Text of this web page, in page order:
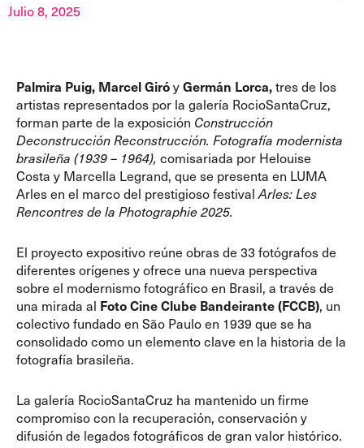
Julio 8, 2025
Palmira Puig, Marcel GiróyGermán Lorca,tres de los
artistas representados por la galería RocioSantaCruz,
forman parte de la exposición Construcción
Deconstrucción Reconstrucción. Fotografía modernista
brasileña (1939 – 1964), comisariada por Helouise
Costa y Marcella Legrand, que se presenta en LUMA
Arles en el marco del prestigioso festivalArles: Les
Rencontres de la Photographie 2025.
El proyecto expositivo reúne obras de 33 fotógrafos de
diferentes orígenes y ofrece una nueva perspectiva
sobre el modernismo fotográfico en Brasil, a través de
una mirada al Foto Cine Clube Bandeirante (FCCB), un
colectivo fundado en São Paulo en 1939 que se ha
consolidado como un elemento clave en la historia de la
fotografía brasileña.
La galería RocioSantaCruz ha mantenido un firme
compromiso con la recuperación, conservación y
difusión de legados fotográficos de gran valor histórico.